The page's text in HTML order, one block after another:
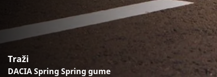
Traži
DACIA Spring Spring gume